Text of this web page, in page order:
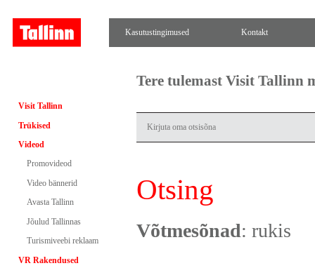
Kasutustingimused Kontakt
Visit Tallinn
Trükised
Videod
Promovideod
Video bännerid
Avasta Tallinn
Jõulud Tallinnas
Turismiveebi reklaam
VR Rakendused
Tere tulemast Visit Tallinn
Otsing
Võtmesõnad: rukis